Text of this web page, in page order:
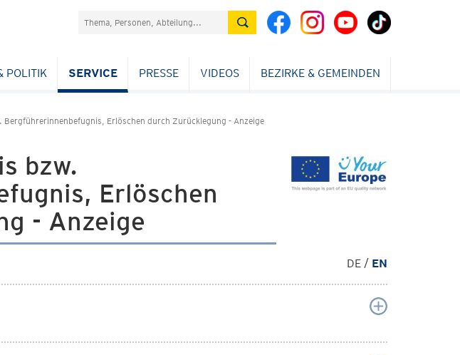
NAVIGATION
Suchefeld
POLITIK SERVICE PRESSE VIDEOS BEZIRKE & GEMEINDEN
Bergführerinnenbefugnis, Erlöschen durch Zurücklegung - Anzeige
bzw.
Erlöschen
- Anzeige
DE / EN